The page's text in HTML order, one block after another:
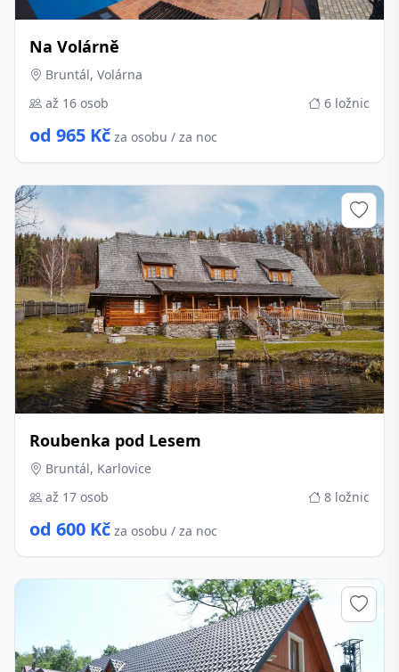
Na Volárně
Bruntál, Volárna
až 16 osob
6 ložnic
od 965 Kč za osobu / za noc
Roubenka pod Lesem
Bruntál, Karlovice
až 17 osob
8 ložnic
od 600 Kč za osobu / za noc